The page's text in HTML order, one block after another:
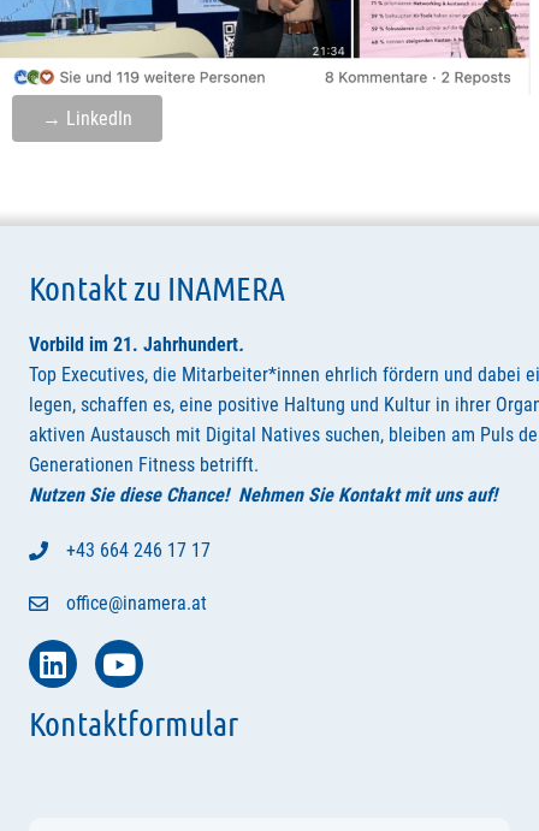
→ LinkedIn
Kontakt zu INAMERA
Vorbild im 21. Jahrhundert.
Top Executives, die Mitarbeiter*innen ehrlich fördern und dabei
legen, schaffen es, eine positive Haltung und Kultur in ihrer
aktiven Austausch mit Digital Natives suchen, bleiben am Puls
Generationen Fitness betrifft.
Nutzen Sie diese Chance! Nehmen Sie Kontakt mit uns auf!
+43 664 246 17 17
office@inamera.at
Kontaktformular